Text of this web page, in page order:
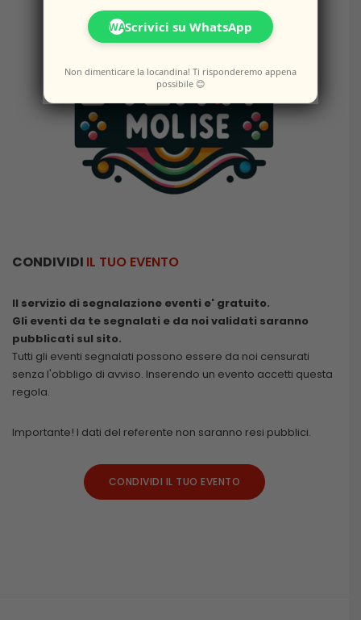
CONDIVIDI IL TUO EVENTO
Il servizio di segnalazione eventi e' gratuito.
Gli eventi da te segnalati e da noi validati saranno
pubblicati sul sito.
Tutti gli eventi segnalati possono essere da noi censurati
senza l'obbligo di avviso. Inserendo un evento accetti questa
regola.
Importante! I dati del referente non saranno resi pubblici.
CONDIVIDI IL TUO EVENTO
WAScrivici su WhatsApp
Non dimenticare la locandina! Ti risponderemo appena
possibile 😊